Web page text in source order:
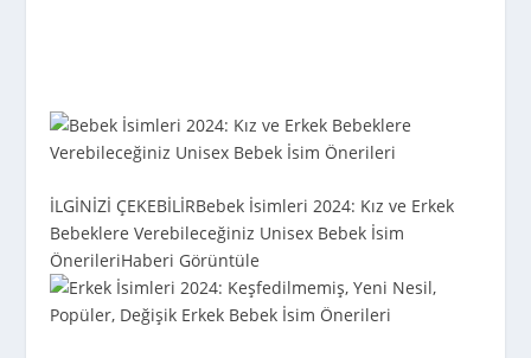
İLGİNİZİ ÇEKEBİLİRBebek İsimleri 2024: Kız ve Erkek
Bebeklere Verebileceğiniz Unisex Bebek İsim
ÖnerileriHaberi Görüntüle